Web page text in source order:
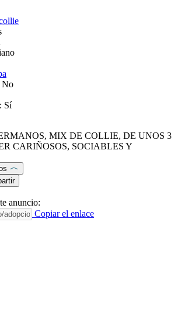
No
Sí
MIX DE COLLIE, DE UNOS 3
CARIÑOSOS, SOCIABLES Y
anuncio:
Copiar el enlace